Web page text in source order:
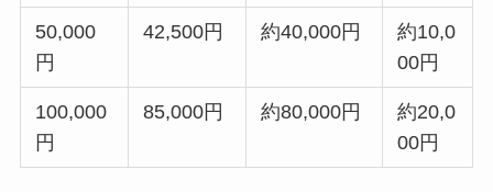
50,000
円
42,500円 約40,000円
約10,0
00円
100,000
円
85,000円 約80,000円
約20,0
00円